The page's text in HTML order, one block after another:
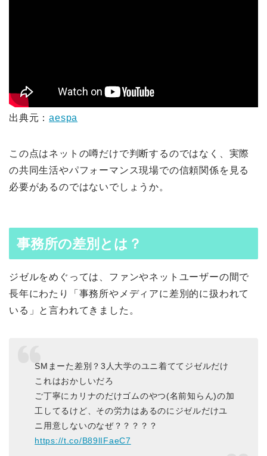
出典元：aespa
この点はネットの噂だけで判断するのではなく、実際
の共同生活やパフォーマンス現場での信頼関係を見る
必要があるのではないでしょうか。
事務所の差別とは？
ジゼルをめぐっては、ファンやネットユーザーの間で
長年にわたり「事務所やメディアに差別的に扱われて
いる」と言われてきました。
SMまーた差別？3人大学のユニ着ててジゼルだけ
これはおかしいだろ
ご丁寧にカリナのだけゴムのやつ(名前知らん)の加
工してるけど、その労力はあるのにジゼルだけユ
ニ用意しないのなぜ？？？？？
https://t.co/B89lIFaeC7